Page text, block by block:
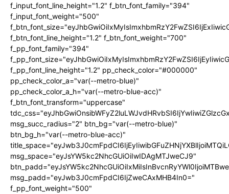
f_input_font_line_height="1.2" f_btn_font_family="394"
f_input_font_weight="500"
f_btn_font_line_height="1.2" f_btn_font_weight="700"
f_pp_font_family="394"
f_pp_font_line_height="1.2" pp_check_color="#000000"
pp_check_color_a="var(--metro-blue)"
pp_check_color_a_h="var(--metro-blue-acc)"
f_btn_font_transform="uppercase"
msg_succ_radius="2" btn_bg="var(--metro-blue)"
btn_bg_h="var(--metro-blue-acc)"
msg_space="eyJsYW5kc2NhcGUiOiIwIDAgMTJweCJ9"
msg_padd="eyJwb3J0cmFpdCI6IjZweCAxMHB4In0="
f_pp_font_weight="500"